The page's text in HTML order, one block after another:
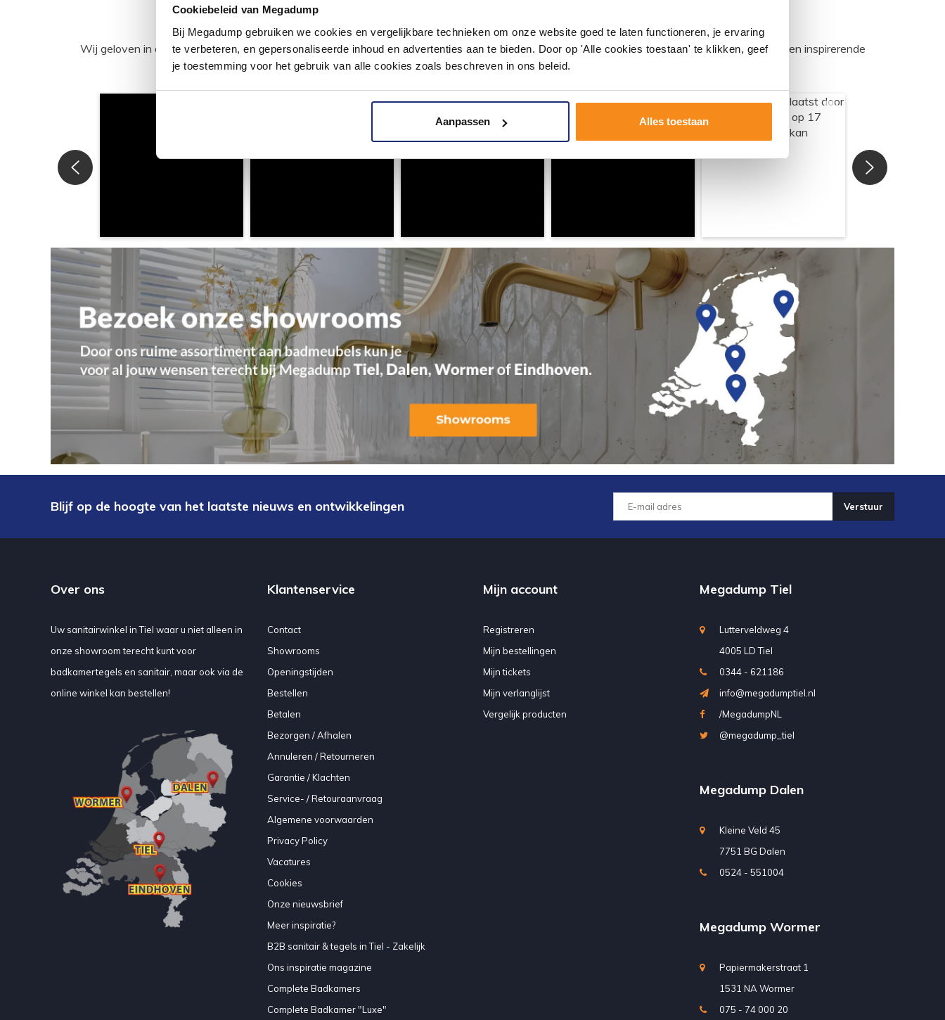
Cookiebeleid van Megadump
Bij Megadump gebruiken we cookies en vergelijkbare technieken om onze website goed te laten functioneren, je ervaring
te verbeteren, en gepersonaliseerde inhoud en advertenties aan te bieden. Door op 'Alle cookies toestaan' te klikken, geef
je toestemming voor het gebruik van alle cookies zoals beschreven in ons beleid.
Aanpassen Alles toestaan
#mijndroombadkamer
Wij geloven in de kracht van delen. Deel jouw badkamer op Instagram met #mijndroombadkamer en tag @megadumpnl. Samen bouwen we een inspirerende
omgeving vol met unieke badkamerstijlen. Doe je mee?
Blijf op de hoogte van het laatste nieuws en ontwikkelingen Verstuur
Over ons
Uw sanitairwinkel in Tiel waar u niet alleen in
onze showroom terecht kunt voor
badkamertegels en sanitair, maar ook via de
online winkel kan bestellen!
Klantenservice
Contact
Showrooms
Openingstijden
Bestellen
Betalen
Bezorgen / Afhalen
Annuleren / Retourneren
Garantie / Klachten
Service- / Retouraanvraag
Algemene voorwaarden
Privacy Policy
Vacatures
Cookies
Onze nieuwsbrief
Meer inspiratie?
B2B sanitair & tegels in Tiel - Zakelijk
Ons inspiratie magazine
Complete Badkamers
Complete Badkamer "Luxe"
Mijn account
Registreren
Mijn bestellingen
Mijn tickets
Mijn verlanglijst
Vergelijk producten
Megadump Tiel
Lutterveldweg 4
4005 LD Tiel
0344 - 621186
info@megadumptiel.nl
/MegadumpNL
@megadump_tiel
Megadump Dalen
Kleine Veld 45
7751 BG Dalen
0524 - 551004
Megadump Wormer
Papiermakerstraat 1
1531 NA Wormer
075 - 74 000 20